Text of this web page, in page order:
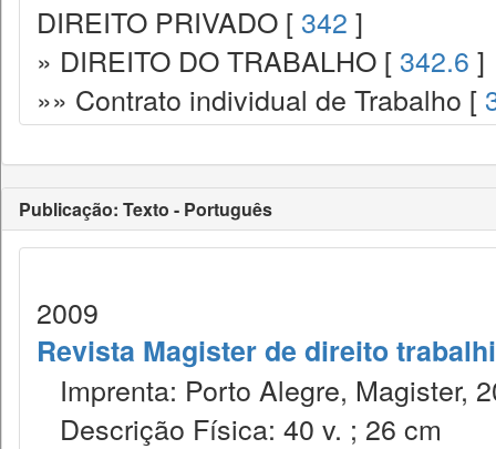
DIREITO PRIVADO [ 342 ]
» DIREITO DO TRABALHO [ 342.6 ]
»» Contrato individual de Trabalho [
Publicação: Texto - Português
2009
Revista Magister de direito
Imprenta: Porto Alegre, Magister,
Descrição Física: 40 v. ; 26 cm